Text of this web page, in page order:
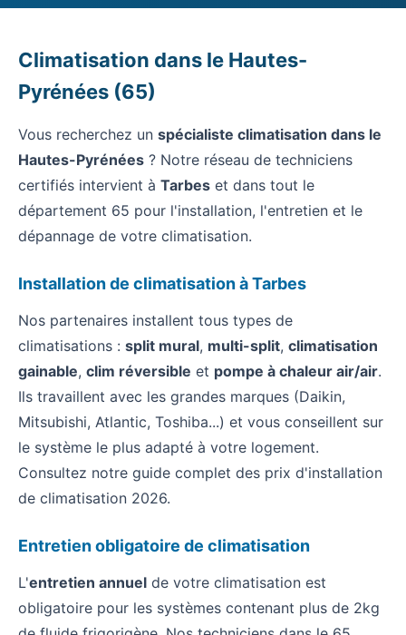
Climatisation dans le Hautes-
Pyrénées (65)
Vous recherchez un spécialiste climatisation dans le
Hautes-Pyrénées ? Notre réseau de techniciens
certifiés intervient à Tarbes et dans tout le
département 65 pour l'installation, l'entretien et le
dépannage de votre climatisation.
Installation de climatisation à Tarbes
Nos partenaires installent tous types de
climatisations : split mural, multi-split, climatisation
gainable, clim réversible et pompe à chaleur air/air.
Ils travaillent avec les grandes marques (Daikin,
Mitsubishi, Atlantic, Toshiba...) et vous conseillent sur
le système le plus adapté à votre logement.
Consultez notre guide complet des prix d'installation
de climatisation 2026.
Entretien obligatoire de climatisation
L'entretien annuel de votre climatisation est
obligatoire pour les systèmes contenant plus de 2kg